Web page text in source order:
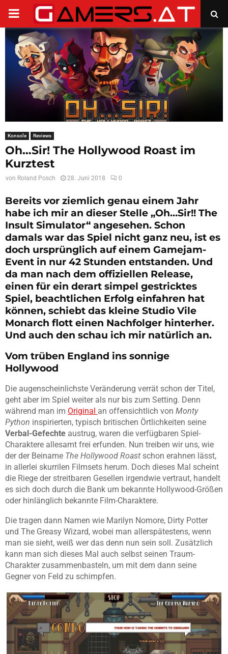
PRIMARY
MENU
Konsole Reviews
Oh…Sir! The Hollywood Roast im
Kurztest
von Roland Posch 28. Juni 2018 0
Bereits vor ziemlich genau einem Jahr
habe ich mir an dieser Stelle „Oh…Sir!! The
Insult Simulator“ angesehen. Schon
damals war das Spiel nicht ganz neu, ist es
doch ursprünglich auf einem Gamejam-
Event in nur 42 Stunden entstanden. Und
da man nach dem offiziellen Release,
einen für ein derart simpel gestricktes
Spiel, beachtlichen Erfolg einfahren hat
können, schiebt das kleine Studio Vile
Monarch flott einen Nachfolger hinterher.
Und auch den schau ich mir natürlich an.
Vom trüben England ins sonnige
Hollywood
Die augenscheinlichste Veränderung verrät schon der Titel,
geht aber im Spiel weiter als nur bis zum Setting. Denn
während man im Original an offensichtlich von Monty
Python inspirierten, typisch britischen Örtlichkeiten seine
Verbal-Gefechte austrug, waren die verfügbaren Spiel-
Charaktere allesamt frei erfunden. Nun treiben wir uns, wie
der der Beiname The Hollywood Roast schon erahnen lässt,
in allerlei skurrilen Filmsets herum. Doch dieses Mal scheint
die Riege der streitbaren Gesellen irgendwie vertraut, handelt
es sich doch durch die Bank um bekannte Hollywood-Größen
oder hinlänglich bekannte Film-Charaktere.
Die tragen dann Namen wie Marilyn Nomore, Dirty Potter
und The Greasy Wizard, wobei man allerspätestens, wenn
man sie sieht, weiß wer das denn nun sein soll. Zusätzlich
kann man sich dieses Mal auch selbst seinen Traum-
Charakter zusammenbasteln, um mit dem dann seine
Gegner von Feld zu schimpfen.